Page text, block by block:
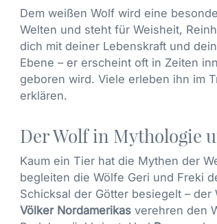
Dem weißen Wolf wird eine
Welten und steht für Weisheit,
dich mit deiner Lebenskraft und
Ebene – er erscheint oft in Zeiten
geboren wird. Viele erleben ihn im
erklären.
Der Wolf in Mythologie
Kaum ein Tier hat die Mythen der
begleiten die Wölfe Geri und Freki
Schicksal der Götter besiegelt –
Völker Nordamerikas verehren den